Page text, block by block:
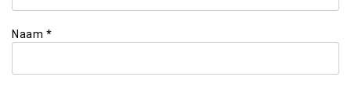
Naam *